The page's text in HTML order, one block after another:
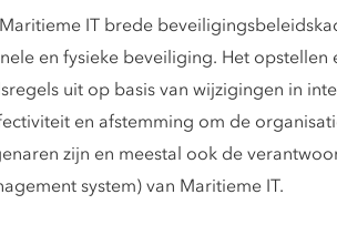
IT brede
en fysieke beveiliging. Het
uit op basis van wijzigingen in
en afstemming om de
zijn en meestal ook de
system) van Maritieme IT.